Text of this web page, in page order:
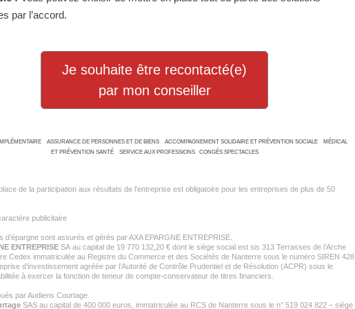
par l’accord.
Je souhaite être recontacté(e)
par mon conseiller
ASSURANCE DE PERSONNES ET DE BIENS ACCOMPAGNEMENT SOLIDAIRE ET PRÉVENTION SOCIALE
MÉDICAL
ET PRÉVENTION SANTÉ
SERVICE AUX PROFESSIONS CONGÉS SPECTACLES
de la participation aux résultats de l'entreprise est obligatoire pour les entreprises de plus de 50
publicitaire
d’épargne sont assurés et gérés par AXA EPARGNE ENTREPRISE.
ENTREPRISE SA au capital de 19 770 132,20 € dont le siège social est sis 313 Terrasses de l’Arche
Cedex immatriculée au Registre du Commerce et des Sociétés de Nanterre sous le numéro SIREN 428
d’investissement agréée par l’Autorité de Contrôle Prudentiel et de Résolution (ACPR) sous le
à exercer la fonction de teneur de compte-conservateur de titres financiers.
par Audiens Courtage.
SAS au capital de 400 000 euros, immatriculée au RCS de Nanterre sous le n° 519 024 822 – siège